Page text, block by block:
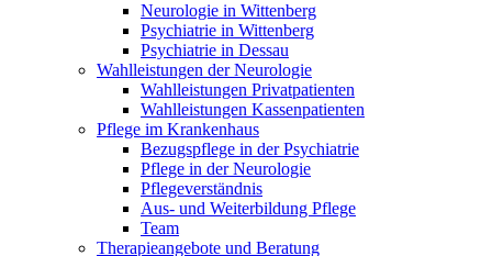
Neurologie in Wittenberg
Psychiatrie in Wittenberg
Psychiatrie in Dessau
Wahlleistungen der Neurologie
Wahlleistungen Privatpatienten
Wahlleistungen Kassenpatienten
Pflege im Krankenhaus
Bezugspflege in der Psychiatrie
Pflege in der Neurologie
Pflegeverständnis
Aus- und Weiterbildung Pflege
Team
Therapieangebote und Beratung